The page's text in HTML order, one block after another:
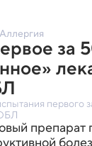
Аллергия
за
первого
препарат